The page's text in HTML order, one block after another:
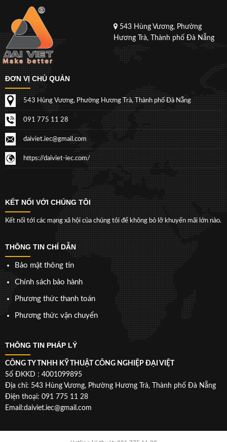
543 Hùng Vương, Phường
Hương Trà, Thành phố Đà Nẵng
ĐƠN VỊ CHỦ QUẢN
543 Hùng Vương, Phường Hương Trà, Thành phố Đà Nẵng
091 775 11 28
daiviet.iec@gmail.com
https://daiviet-iec.com/
KẾT NỐI VỚI CHÚNG TÔI
Kết nối tới các mạng xã hội của chúng tôi để không bỏ lỡ khuyến mãi lớn nào.
THÔNG TIN CHỈ DẪN
Bảo mật thông tin
Chính sách bảo hành
Phương thức thanh toán
Phương thức vận chuyển
THÔNG TIN PHÁP LÝ
CÔNG TY TNHH KỸ THUẬT CÔNG NGHIỆP ĐẠI VIỆT
Số ĐKKD : 4001099895
Địa chỉ: 543 Hùng Vương, Phường Hương Trà, Thành phố Đà Nẵng
Điện thoại: 091 775 11 28
Email:daiviet.iec@gmail.com